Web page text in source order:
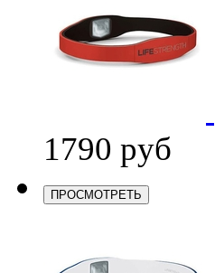
1790 руб
ПРОСМОТРЕТЬ